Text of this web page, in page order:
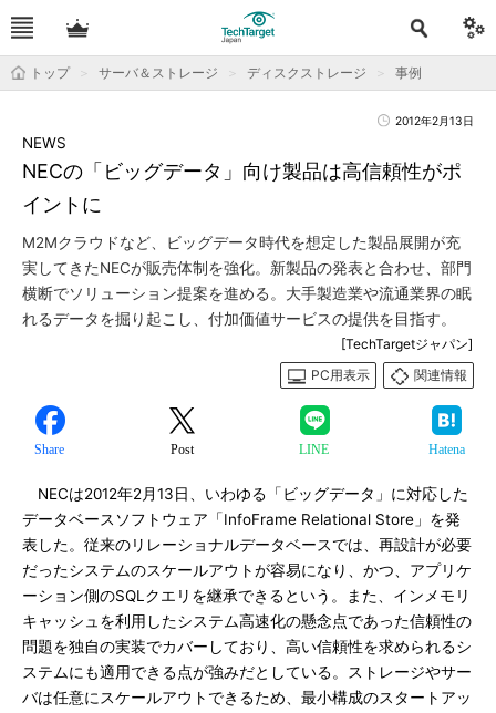
トップ サーバ＆ストレージ ディスクストレージ 事例
2012年2月13日
NECの「ビッグデータ」向け製品は高信頼性がポ
イントに
NEWS
M2Mクラウドなど、ビッグデータ時代を想定した製品展開が充
実してきたNECが販売体制を強化。新製品の発表と合わせ、部門
横断でソリューション提案を進める。大手製造業や流通業界の眠
れるデータを掘り起こし、付加価値サービスの提供を目指す。
[TechTargetジャパン]
PC用表示
関連情報
Share Post LINE Hatena
NECは2012年2月13日、いわゆる「ビッグデータ」に対応した
データベースソフトウェア「InfoFrame Relational Store」を発
表した。従来のリレーショナルデータベースでは、再設計が必要
だったシステムのスケールアウトが容易になり、かつ、アプリケ
ーション側のSQLクエリを継承できるという。また、インメモリ
キャッシュを利用したシステム高速化の懸念点であった信頼性の
問題を独自の実装でカバーしており、高い信頼性を求められるシ
ステムにも適用できる点が強みだとしている。ストレージやサー
バは任意にスケールアウトできるため、最小構成のスタートアッ